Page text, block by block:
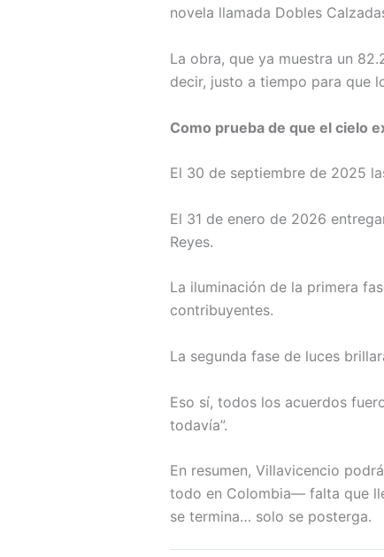
novela llamada Dobles
La obra, que ya muestra un
decir, justo a tiempo para que
Como prueba de que el cielo
El 30 de septiembre de 2025
El 31 de enero de 2026
Reyes.
La iluminación de la primera
contribuyentes.
La segunda fase de luces
Eso sí, todos los acuerdos
todavía”.
En resumen, Villavicencio
todo en Colombia— falta que
se termina… solo se posterga.